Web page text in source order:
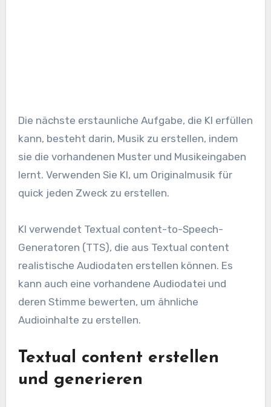
Die nächste erstaunliche Aufgabe, die KI erfüllen
kann, besteht darin, Musik zu erstellen, indem
sie die vorhandenen Muster und Musikeingaben
lernt. Verwenden Sie KI, um Originalmusik für
quick jeden Zweck zu erstellen.
KI verwendet Textual content-to-Speech-
Generatoren (TTS), die aus Textual content
realistische Audiodaten erstellen können. Es
kann auch eine vorhandene Audiodatei und
deren Stimme bewerten, um ähnliche
Audioinhalte zu erstellen.
Textual content erstellen
und generieren